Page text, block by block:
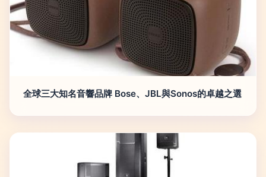
全球三大知名音響品牌 Bose、JBL與Sonos的卓越之選